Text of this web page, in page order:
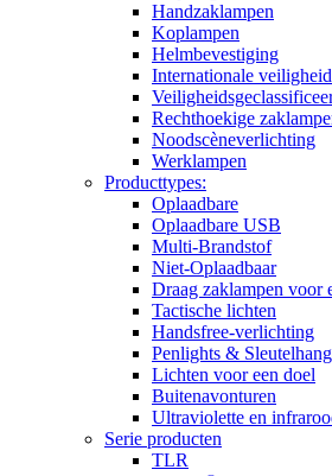
Handzaklampen
Koplampen
Helmbevestiging
Internationale
Rechthoekige
Noodscèneverlichting
Werklampen
Producttypes:
Oplaadbare
Oplaadbare USB
Multi-Brandstof
Niet-Oplaadbaar
Draag zaklampen voor
Tactische lichten
Handsfree-verlichting
Penlights &
Lichten voor een doel
Buitenavonturen
Ultraviolette en
Serie producten
TLR